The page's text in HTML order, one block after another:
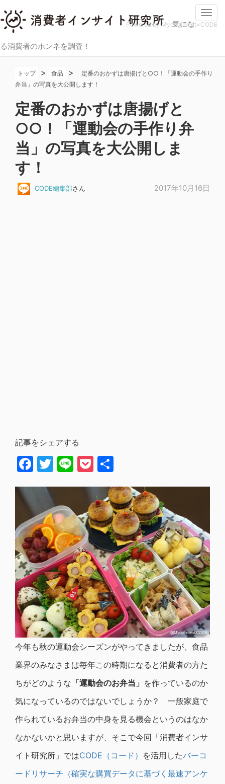
気にな
る消費者のホンネを調査！
Powered by Mycomment×CODE
トップ > 食品 >
定番のおかずは唐揚げと○○！「運動会の手作り
弁当」の写真を大公開します！
定番のおかずは唐揚げと
○○！「運動会の手作り弁
当」の写真を大公開しま
す！
CODE編集部さん 2017年10月16日
記事をシェアする
Facebook
Twitter
LinePocket
今年も秋の運動会シーズンがやってきましたが、食品
業界のみなさまは毎年この時期になると消費者の方た
ちがどのような 「運動会のお弁当」 を作っているのか
気になっているのではないでしょうか？ 一般家庭で
作られているお弁当の中身を見る機会というのはなか
なかないかと思いますが、そこで今回「消費者インサ
イト研究所」ではCODE（コード） を活用したバーコ
ードリサーチ（確実な購買データに基づく最速アンケ